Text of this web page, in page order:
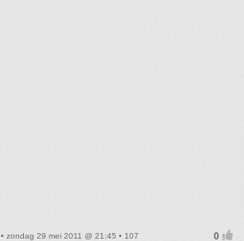
• zondag 29 mei 2011 @ 21:45 • 107